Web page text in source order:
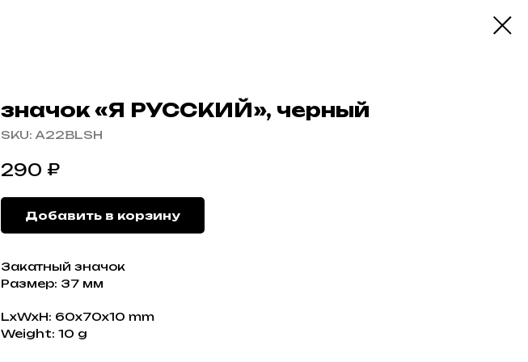
значок «Я РУССКИЙ», черный
SKU: A22BLSH
290 ₽
Добавить в корзину
Закатный значок
Размер: 37 мм
LxWxH: 60x70x10 mm
Weight: 10 g